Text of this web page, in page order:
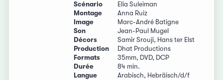
Scénario
Elia Suleiman
Montage
Anna Ruiz
Image
Marc-André Batigne
Son
Jean-Paul Mugel
Décors
Samir Srouji, Hans ter Elst
Production
Dhat Productions
Formats
35mm, DVD, DCP
Durée
84 min.
Langue
Arabisch, Hebräisch/d/f